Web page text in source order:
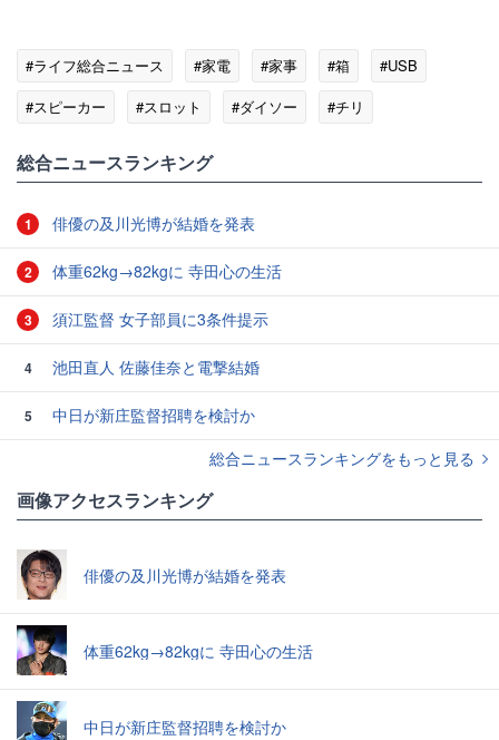
#ライフ総合ニュース #家電 #家事 #箱
#USB
#スピーカー
#スロット #ダイソー #チリ
総合ニュースランキング
1 俳優の及川光博が結婚を発表
2 体重62kg→82kgに 寺田心の生活
3 須江監督 女子部員に3条件提示
4 池田直人 佐藤佳奈と電撃結婚
5
中日が新庄監督招聘を検討か
総合ニュースランキングをもっと見る
画像アクセスランキング
俳優の及川光博が結婚を発表
体重62kg→82kgに 寺田心の生活
中日が新庄監督招聘を検討か